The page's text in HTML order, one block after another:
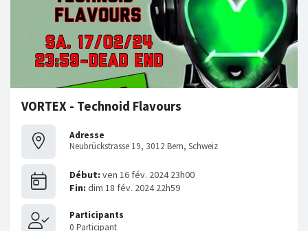
VORTEX - Technoid Flavours
Adresse
Neubrückstrasse 19, 3012 Bern, Schweiz